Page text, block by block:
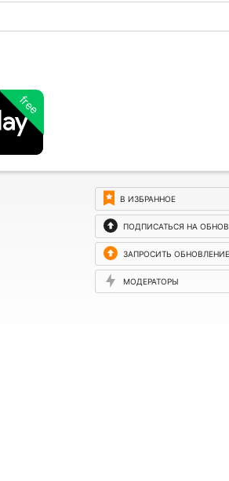
free
В ИЗБРАННОЕ
ПОДПИСАТЬСЯ НА
ЗАПРОСИТЬ ОБНОВЛЕНИЕ
МОДЕРАТОРЫ